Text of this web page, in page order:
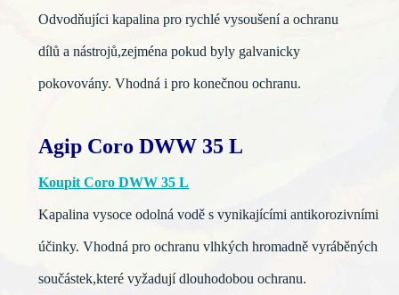
Odvodňujíci kapalina pro rychlé vysoušení a ochranu
dílů a nástrojů,zejména pokud byly galvanicky
pokovovány. Vhodná i pro konečnou ochranu.
Agip Coro DWW 35 L
Koupit Coro DWW 35 L
Kapalina vysoce odolná vodě s vynikajícími antikorozivními
účinky. Vhodná pro ochranu vlhkých hromadně vyráběných
součástek,které vyžadují dlouhodobou ochranu.